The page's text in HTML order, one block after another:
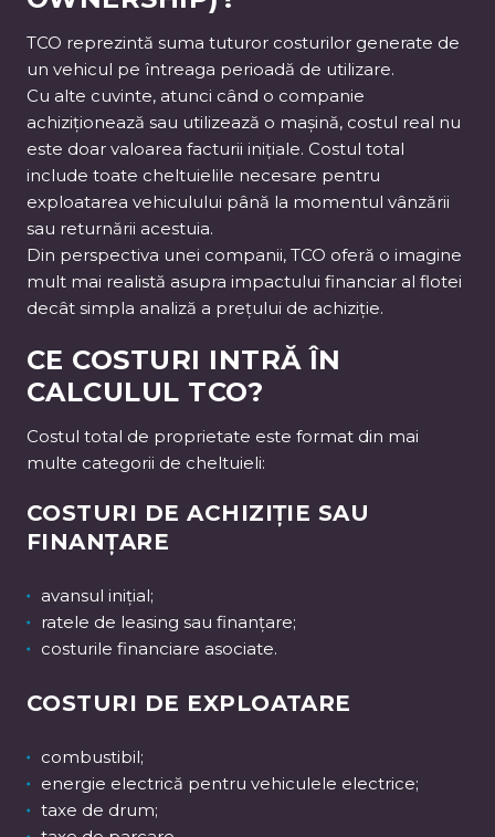
TCO reprezintă suma tuturor costurilor generate de
un vehicul pe întreaga perioadă de utilizare.
Cu alte cuvinte, atunci când o companie
achiziționează sau utilizează o mașină, costul real nu
este doar valoarea facturii inițiale. Costul total
include toate cheltuielile necesare pentru
exploatarea vehiculului până la momentul vânzării
sau returnării acestuia.
Din perspectiva unei companii, TCO oferă o imagine
mult mai realistă asupra impactului financiar al flotei
decât simpla analiză a prețului de achiziție.
CE COSTURI INTRĂ ÎN
CALCULUL TCO?
Costul total de proprietate este format din mai
multe categorii de cheltuieli:
COSTURI DE ACHIZIȚIE SAU
FINANȚARE
avansul inițial;
ratele de leasing sau finanțare;
costurile financiare asociate.
COSTURI DE EXPLOATARE
combustibil;
energie electrică pentru vehiculele electrice;
taxe de drum;